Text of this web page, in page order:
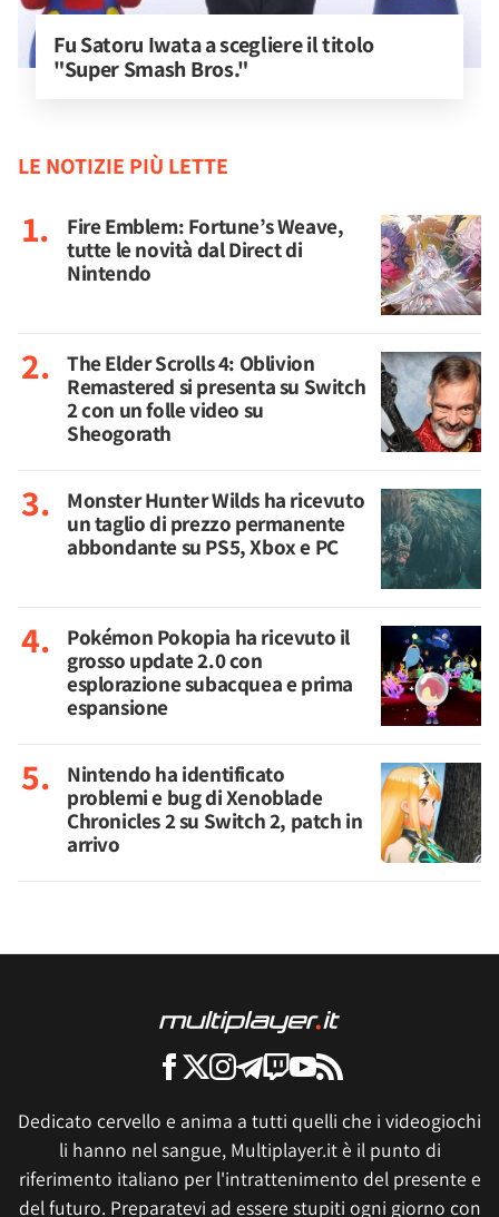
Fu Satoru Iwata a scegliere il titolo
"Super Smash Bros."
LE NOTIZIE PIÙ LETTE
Fire Emblem: Fortune’s Weave,
tutte le novità dal Direct di
Nintendo
The Elder Scrolls 4: Oblivion
Remastered si presenta su Switch
2 con un folle video su
Sheogorath
Monster Hunter Wilds ha ricevuto
un taglio di prezzo permanente
abbondante su PS5, Xbox e PC
Pokémon Pokopia ha ricevuto il
grosso update 2.0 con
esplorazione subacquea e prima
espansione
Nintendo ha identificato
problemi e bug di Xenoblade
Chronicles 2 su Switch 2, patch in
arrivo
Dedicato cervello e anima a tutti quelli che i videogiochi
li hanno nel sangue, Multiplayer.it è il punto di
riferimento italiano per l'intrattenimento del presente e
del futuro. Preparatevi ad essere stupiti ogni giorno con